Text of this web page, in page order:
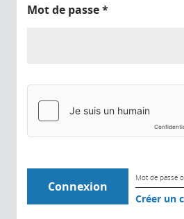
Mot de passe*
Mot de passe
Créer un